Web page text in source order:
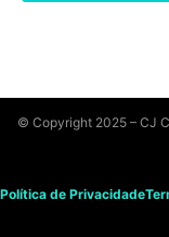
© Copyright 2025 – CJ
Política de Privacidade